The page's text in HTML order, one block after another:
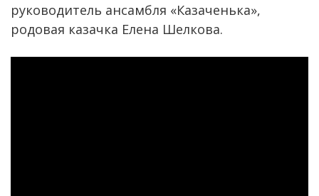
руководитель ансамбля «Казаченька»,
родовая казачка Елена Шелкова.